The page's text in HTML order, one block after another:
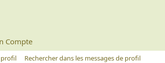
Compte
profil Rechercher dans les messages de profil